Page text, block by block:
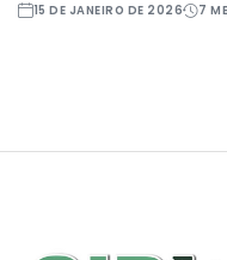
15 DE JANEIRO DE 2026 7